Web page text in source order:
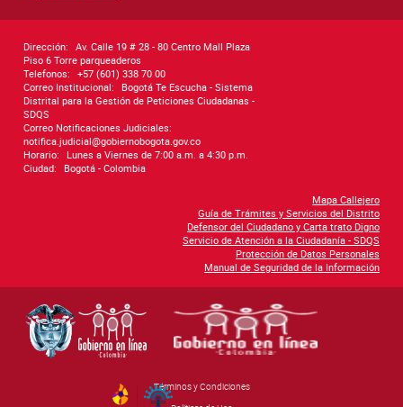
Dirección: Av. Calle 19 # 28 - 80 Centro Mall Plaza
Piso 6 Torre parqueaderos
Telefonos: +57 (601) 338 70 00
Correo Institucional:
Bogotá Te Escucha - Sistema
Distrital para la Gestión de Peticiones Ciudadanas -
SDQS
Correo Notificaciones Judiciales:
notifica.judicial@gobiernobogota.gov.co
Horario:
Lunes a Viernes de 7:00 a.m. a 4:30 p.m.
Ciudad:
Bogotá - Colombia
Mapa Callejero
Guía de Trámites y Servicios del Distrito
Defensor del Ciudadano y Carta trato Digno
Servicio de Atención a la Ciudadanía - SDQS
Protección de Datos Personales
Manual de Seguridad de la Información
Términos y Condiciones
By Govimentum